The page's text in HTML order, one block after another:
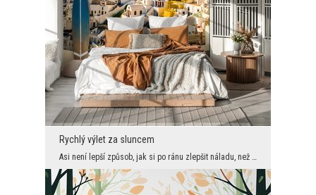
Rychlý výlet za sluncem
Asi není lepší způsob, jak si po ránu zlepšit náladu, než zeď ozdobená tak prosluněnou krajinou. ...